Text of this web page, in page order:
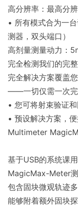
高分辨率：最高分
• 所有模式合为一
测器，双头端口）
高剂量测量动力：
完全检测我们的完
完全解决方案覆盖
——一切仅需一次完
• 您可将射束验证
• 预设解决方案，
Multimeter
基于USB的系统课
MagicMax-Meter
包含固块微观轨迹
能够附着额外固块